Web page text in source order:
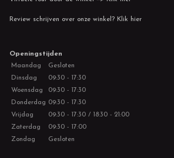
Review schrijven over onze winkel? Klik hier
Openingstijden
Maandag
Gesloten
Dinsdag
09:30 - 17:30
Woensdag
09:30 - 17:30
Donderdag 09:30 - 17:30
Vrijdag
09:30 - 17:30 / 18:30 - 21:00
Zaterdag
09:30 - 17:00
Zondag
Gesloten